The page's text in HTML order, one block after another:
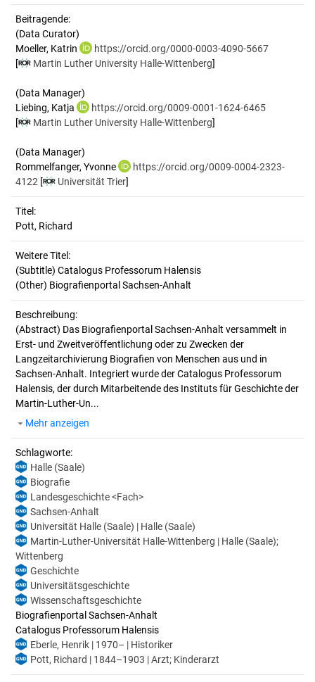
Beitragende:
(Data Curator)
Moeller, Katrin
https://orcid.org/0000-0003-4090-5667
[
Martin Luther University Halle-Wittenberg]
(Data Manager)
Liebing, Katja
https://orcid.org/0009-0001-1624-6465
[
Martin Luther University Halle-Wittenberg]
(Data Manager)
Rommelfanger, Yvonne
https://orcid.org/0009-0004-2323-
4122 [ Universität Trier]
Titel:
Pott, Richard
Weitere Titel:
(Subtitle) Catalogus Professorum Halensis
(Other) Biografienportal Sachsen-Anhalt
Beschreibung:
(Abstract) Das Biografienportal Sachsen-Anhalt versammelt in
Erst- und Zweitveröffentlichung oder zu Zwecken der
Langzeitarchivierung Biografien von Menschen aus und in
Sachsen-Anhalt. Integriert wurde der Catalogus Professorum
Halensis, der durch Mitarbeitende des Instituts für Geschichte der
Martin-Luther-Un...
Mehr anzeigen
Schlagworte:
Halle (Saale)
Biografie
Landesgeschichte <Fach>
Sachsen-Anhalt
Universität Halle (Saale) | Halle (Saale)
Martin-Luther-Universität Halle-Wittenberg | Halle (Saale);
Wittenberg
Geschichte
Universitätsgeschichte
Wissenschaftsgeschichte
Biografienportal Sachsen-Anhalt
Catalogus Professorum Halensis
Eberle, Henrik | 1970– | Historiker
Pott, Richard | 1844–1903 | Arzt; Kinderarzt